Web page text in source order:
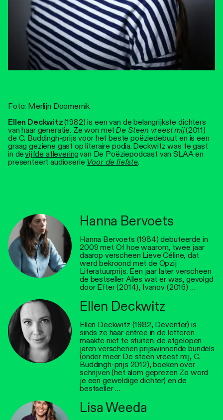
Foto: Merlijn Doomernik
Ellen Deckwitz(1982) is een van de belangrijkste dichters
van haar generatie. Ze won met De Steen vreest mij(2011)
de C. Buddingh’-prijs voor het beste poëziedebuut en is een
graag geziene gast op literaire podia. Deckwitz was te gast
in devijfde afleveringvan De Poëziepodcast van SLAA en
presenteert audioserie Voor de liefste.
Hanna Bervoets
Hanna Bervoets (1984) debuteerde in
2009 met Of hoe waarom, twee jaar
daarop verscheen Lieve Céline, dat
werd bekroond met de Opzij
Literatuurprijs. Een jaar later verscheen
de bestseller Alles wat er was, gevolgd
door Efter (2014), Ivanov (2016) …
Ellen Deckwitz
Ellen Deckwitz (1982, Deventer) is
sinds ze haar entree in de letteren
maakte niet te stuiten: de afgelopen
jaren verschenen prijswinnende bundels
(onder meer De steen vreest mij, C.
Buddingh-prijs 2012), boeken over
schrijven (het alom geprezen Zo word
je een geweldige dichter) en de
bestseller …
Lisa Weeda